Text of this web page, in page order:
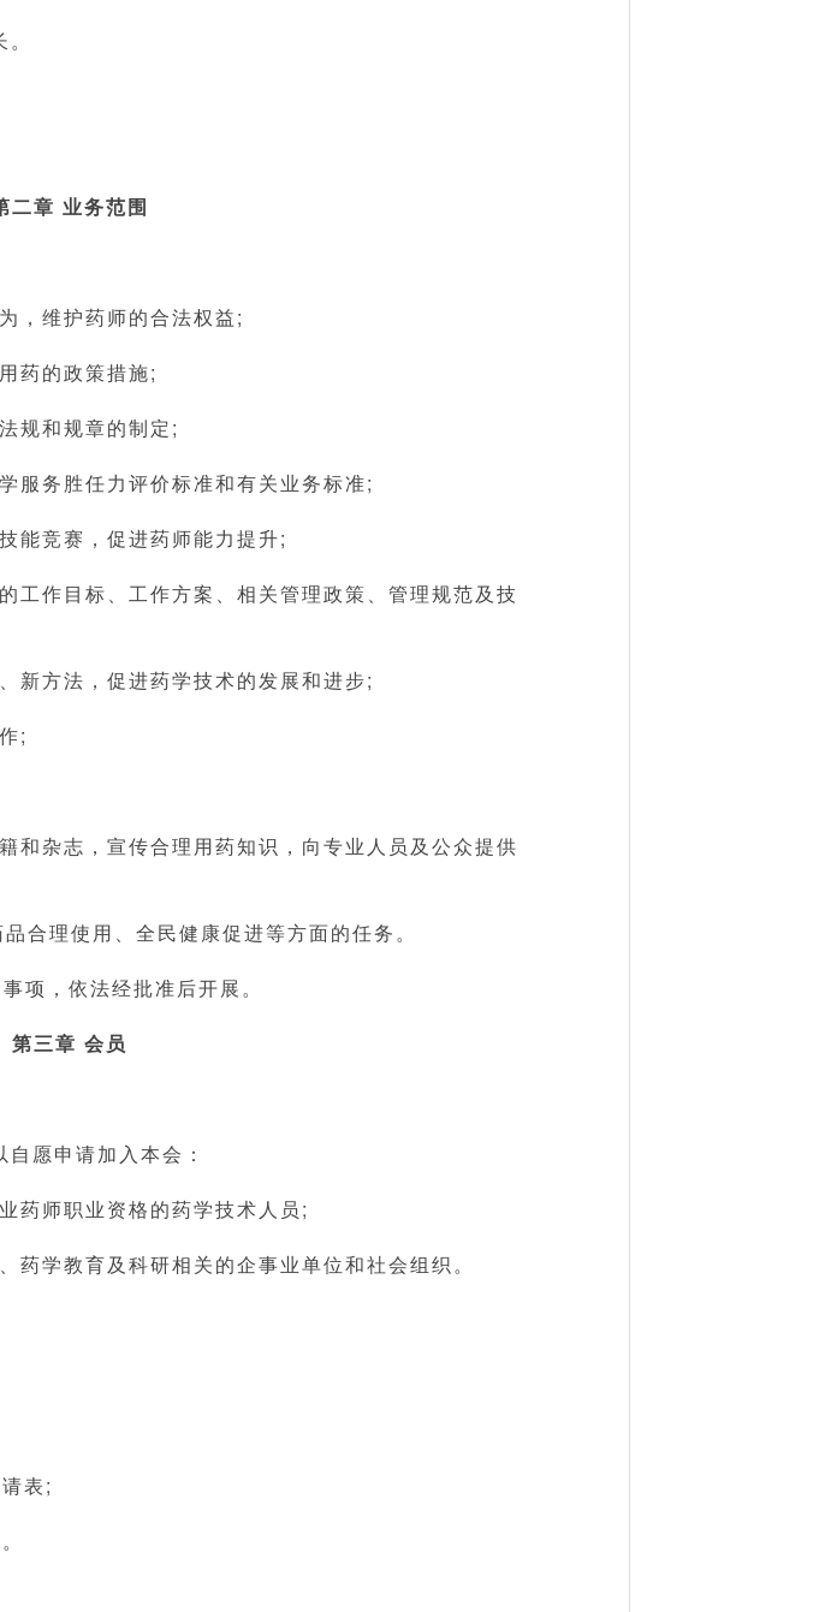
二章 业务范围
，维护药师的合法权益;
药的政策措施;
规和规章的制定;
服务胜任力评价标准和有关业务标准;
能竞赛，促进药师能力提升;
工作目标、工作方案、相关管理政策、管理规范及技
新方法，促进药学技术的发展和进步;
;
和杂志，宣传合理用药知识，向专业人员及公众提供
合理使用、全民健康促进等方面的任务。
项，依法经批准后开展。
第三章 会员
愿申请加入本会：
药师职业资格的药学技术人员;
学教育及科研相关的企事业单位和社会组织。
表;